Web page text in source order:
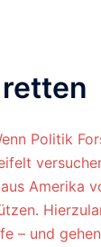
Politik
Amerika
– und